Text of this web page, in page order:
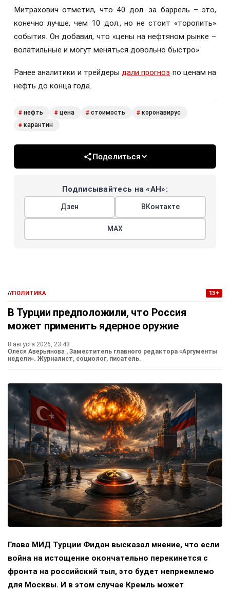
Митрахович отметил, что 40 дол. за баррель – это,
конечно лучше, чем 10 дол., но не стоит «торопить»
события. Он добавил, что «цены на нефтяном рынке –
волатильные и могут меняться довольно быстро».
Ранее аналитики и трейдеры дали прогноз по ценам на
нефть до конца года.
# нефть # цена # стоимость # коронавирус
# карантин
Поделиться
Подписывайтесь на «АН»:
Дзен ВКонтакте
МАХ
//ПОЛИТИКА 13+
В Турции предположили, что Россия
может применить ядерное оружие
8 августа 2026, 23:43
Олеся Аверьянова , Заместитель главного редактора «Аргументы
недели». Журналист, социолог, писатель.
Глава МИД Турции Фидан высказал мнение, что если
война на истощение окончательно перекинется с
фронта на российский тыл, это будет неприемлемо
для Москвы. И в этом случае Кремль может